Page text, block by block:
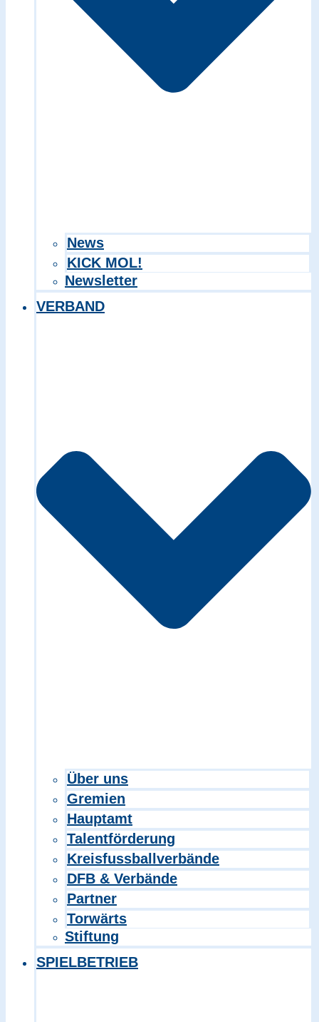
News
KICK MOL!
Newsletter
VERBAND
Über uns
Gremien
Hauptamt
Talentförderung
Kreisfussballverbände
DFB & Verbände
Partner
Torwärts
Stiftung
SPIELBETRIEB
Search in content